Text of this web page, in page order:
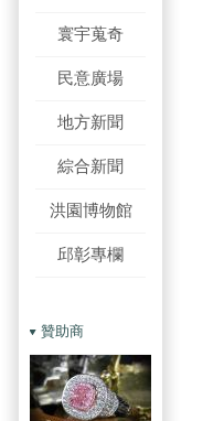
寰宇蒐奇
民意廣場
地方新聞
綜合新聞
洪園博物館
邱彰專欄
贊助商